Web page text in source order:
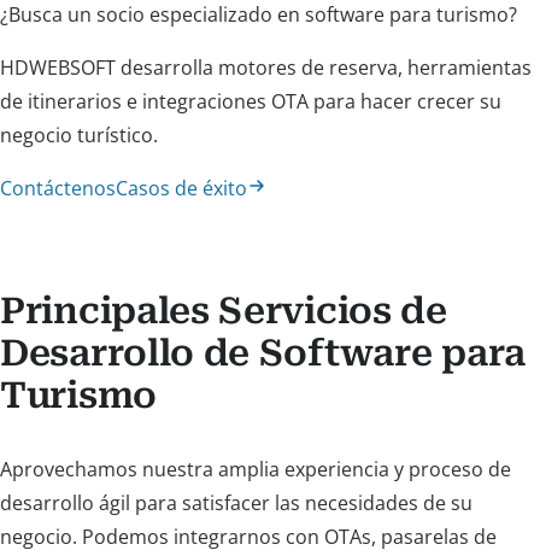
¿Busca un socio especializado en software para turismo?
HDWEBSOFT desarrolla motores de reserva, herramientas
de itinerarios e integraciones OTA para hacer crecer su
negocio turístico.
ContáctenosCasos de éxito
Principales Servicios de
Desarrollo de Software para
Turismo
Aprovechamos nuestra amplia experiencia y proceso de
desarrollo ágil para satisfacer las necesidades de su
negocio. Podemos integrarnos con OTAs, pasarelas de